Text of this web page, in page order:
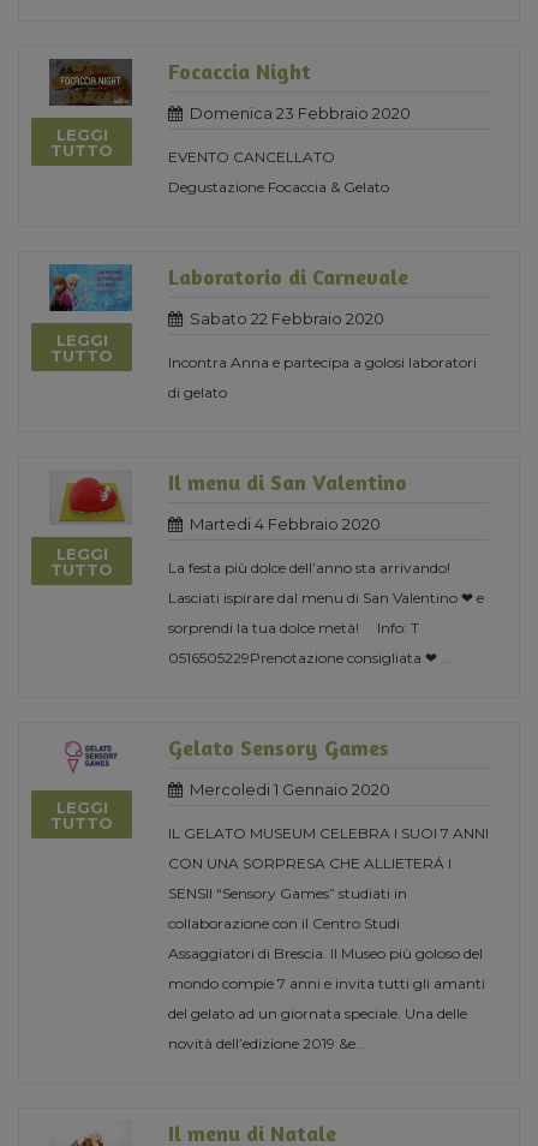
LEGGI
TUTTO
Focaccia Night
Domenica 23 Febbraio 2020
EVENTO CANCELLATO
Degustazione Focaccia & Gelato
LEGGI
TUTTO
Laboratorio di Carnevale
Sabato 22 Febbraio 2020
Incontra Anna e partecipa a golosi laboratori
di gelato
LEGGI
TUTTO
Il menu di San Valentino
Martedi 4 Febbraio 2020
La festa più dolce dell’anno sta arrivando!
Lasciati ispirare dal menu di San Valentino ❤ e
sorprendi la tua dolce metà! Info: T
0516505229Prenotazione consigliata ❤
LEGGI
TUTTO
Gelato Sensory Games
Mercoledi 1 Gennaio 2020
IL GELATO MUSEUM CELEBRA I SUOI 7 ANNI
CON UNA SORPRESA CHE ALLIETERÁ I
SENSII “Sensory Games” studiati in
collaborazione con il Centro Studi
Assaggiatori di Brescia. Il Museo più goloso del
mondo compie 7 anni e invita tutti gli amanti
del gelato ad un giornata speciale. Una delle
novità dell’edizione 2019 &e
Il menu di Natale